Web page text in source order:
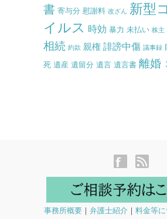
書 寄与分 慰謝料 改ざん 新型
イルス 時効 暴力 未払い 株主
相続 約款 親権 誹謗中傷 議事録
死 遺産 遺留分 遺言 遺言書 離婚
事務所概要｜ 弁護士紹介 ｜ 料金等